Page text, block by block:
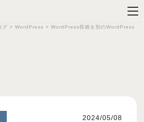
グ > WordPress > WordPress投稿を別のWordPress
2024/05/08